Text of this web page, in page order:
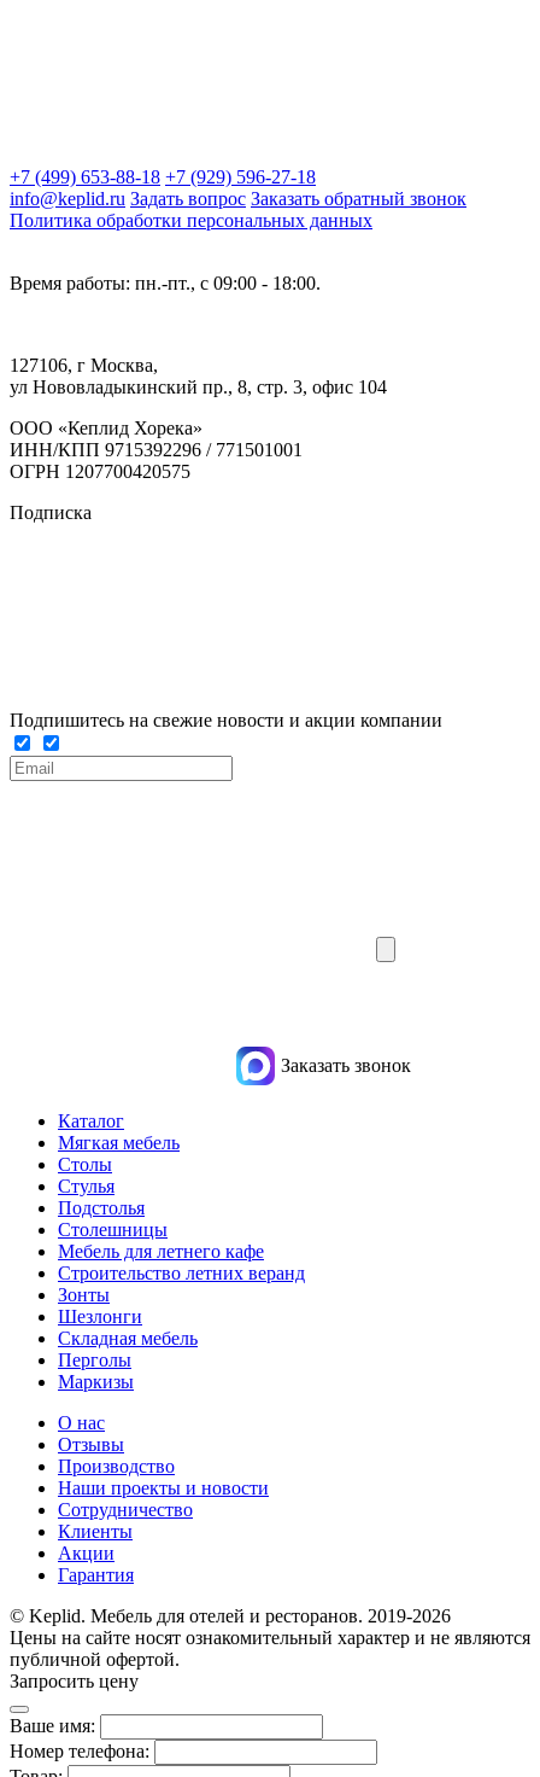
+7 (499) 653-88-18 +7 (929) 596-27-18
info@keplid.ru Задать вопрос Заказать обратный звонок
Политика обработки персональных данных
Время работы: пн.-пт., с 09:00 - 18:00.
127106, г Москва,
ул Нововладыкинский пр., 8, стр. 3, офис 104
ООО «Кеплид Хорека»
ИНН/КПП 9715392296 / 771501001
ОГРН 1207700420575
Подписка
Подпишитесь на свежие новости и акции компании
Заказать звонок
Каталог
Мягкая мебель
Столы
Стулья
Подстолья
Столешницы
Мебель для летнего кафе
Строительство летних веранд
Зонты
Шезлонги
Складная мебель
Перголы
Маркизы
О нас
Отзывы
Производство
Наши проекты и новости
Сотрудничество
Клиенты
Акции
Гарантия
© Keplid. Мебель для отелей и ресторанов. 2019-2026
Цены на сайте носят ознакомительный характер и не являются
публичной офертой.
Запросить цену
Ваше имя:
Номер телефона: